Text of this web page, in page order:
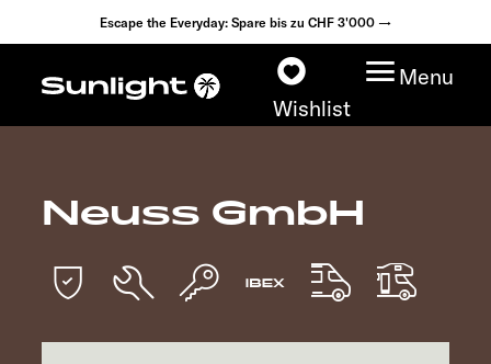
Escape the Everyday: Spare bis zu CHF 3'000 →
Wishlist
Menu
Modelle
Konfigurator
Fahrzeugfinder
Neuss GmbH